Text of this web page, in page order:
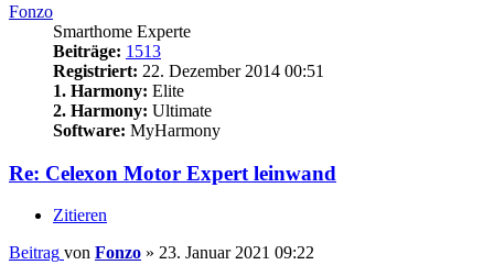
Fonzo
Smarthome Experte
Beiträge: 1513
Registriert: 22. Dezember 2014 00:51
1. Harmony: Elite
2. Harmony: Ultimate
Software: MyHarmony
Re: Celexon Motor Expert leinwand
Zitieren
Beitrag von Fonzo » 23. Januar 2021 09:22